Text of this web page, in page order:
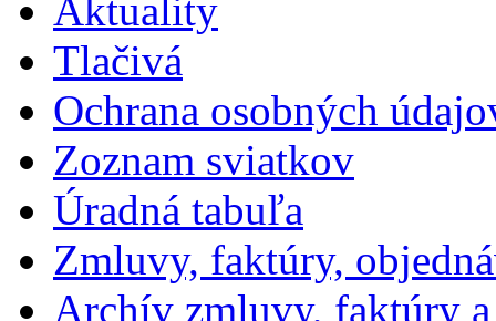
Aktuality
Tlačivá
Ochrana osobných
Zoznam sviatkov
Úradná tabuľa
Zmluvy, faktúry,
Archív zmluvy, faktúry